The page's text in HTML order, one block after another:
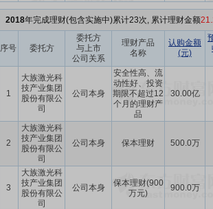
2018年完成理财(包含实施中)累计23次, 累计理财金额
序号 委托方
委托方
与上市
公司关系
理财产品
名称
认购金额
(元)
1
大族激光科
技产业集团
股份有限公
司
公司本身
安全性高、流
动性好、投资
期限不超过12
个月的理财产
品
30.00亿
2
大族激光科
技产业集团
股份有限公
司
公司本身 保本理财 500.0万
3
大族激光科
技产业集团
股份有限公
司
公司本身
保本理财(900
万元)
900.0万